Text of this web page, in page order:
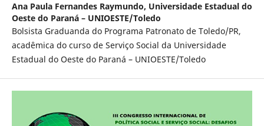
Ana Paula Fernandes Raymundo, Universidade Estadual do
Oeste do Paraná – UNIOESTE/Toledo
Bolsista Graduanda do Programa Patronato de Toledo/PR,
acadêmica do curso de Serviço Social da Universidade
Estadual do Oeste do Paraná – UNIOESTE/Toledo